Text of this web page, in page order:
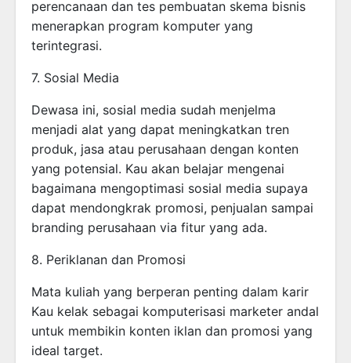
perencanaan dan tes pembuatan skema bisnis
menerapkan program komputer yang
terintegrasi.
7. Sosial Media
Dewasa ini, sosial media sudah menjelma
menjadi alat yang dapat meningkatkan tren
produk, jasa atau perusahaan dengan konten
yang potensial. Kau akan belajar mengenai
bagaimana mengoptimasi sosial media supaya
dapat mendongkrak promosi, penjualan sampai
branding perusahaan via fitur yang ada.
8. Periklanan dan Promosi
Mata kuliah yang berperan penting dalam karir
Kau kelak sebagai komputerisasi marketer andal
untuk membikin konten iklan dan promosi yang
ideal target.